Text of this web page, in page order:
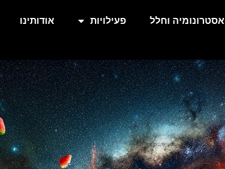
אסטרונומיה וחלל פעילויות אודותינו